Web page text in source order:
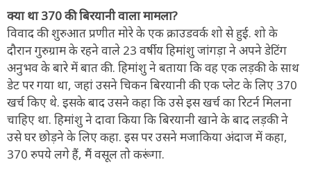
क्या था 370 की बिरयानी वाला मामला?
विवाद की शुरुआत प्रणीत मोरे के एक क्राउडवर्क शो से हुई. शो के
दौरान गुरुग्राम के रहने वाले 23 वर्षीय हिमांशु जांगड़ा ने अपने डेटिंग
अनुभव के बारे में बात की. हिमांशु ने बताया कि वह एक लड़की के साथ
डेट पर गया था, जहां उसने चिकन बिरयानी की एक प्लेट के लिए 370
खर्च किए थे. इसके बाद उसने कहा कि उसे इस खर्च का रिटर्न मिलना
चाहिए था. हिमांशु ने दावा किया कि बिरयानी खाने के बाद लड़की ने
उसे घर छोड़ने के लिए कहा. इस पर उसने मजाकिया अंदाज में कहा,
370 रुपये लगे हैं, मैं वसूल तो करूंगा.